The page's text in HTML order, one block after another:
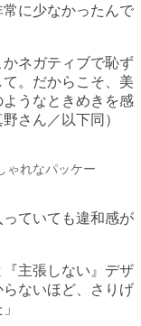
に少なかったんで
かネガティブで恥ず
。だからこそ、美
うなときめきを感
さん／以下同）
ゃれなパッケー
っていても違和感が
『主張しない』デザ
ないほど、さりげ